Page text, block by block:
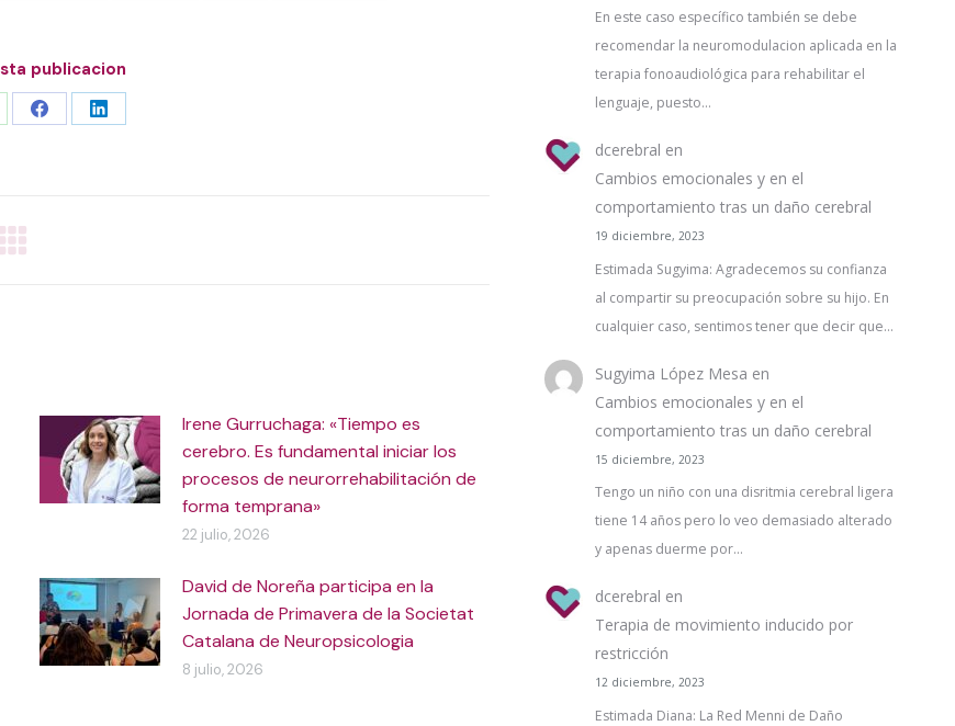
publicacion
Share Share
Irene Gurruchaga: «Tiempo es
cerebro. Es fundamental iniciar los
procesos de neurorrehabilitación de
forma temprana»
22 julio, 2026
David de Noreña participa en la
Jornada de Primavera de la Societat
Catalana de Neuropsicologia
8 julio, 2026
En este caso específico también se debe
recomendar la neuromodulacion aplicada en la
terapia fonoaudiológica para rehabilitar el
lenguaje, puesto…
dcerebral en
Cambios emocionales y en el
comportamiento tras un daño cerebral
19 diciembre, 2023
Estimada Sugyima: Agradecemos su confianza
al compartir su preocupación sobre su hijo. En
cualquier caso, sentimos tener que decir que…
Sugyima López Mesa en
Cambios emocionales y en el
comportamiento tras un daño cerebral
15 diciembre, 2023
Tengo un niño con una disritmia cerebral ligera
tiene 14 años pero lo veo demasiado alterado
y apenas duerme por…
dcerebral en
Terapia de movimiento inducido por
restricción
12 diciembre, 2023
Estimada Diana: La Red Menni de Daño